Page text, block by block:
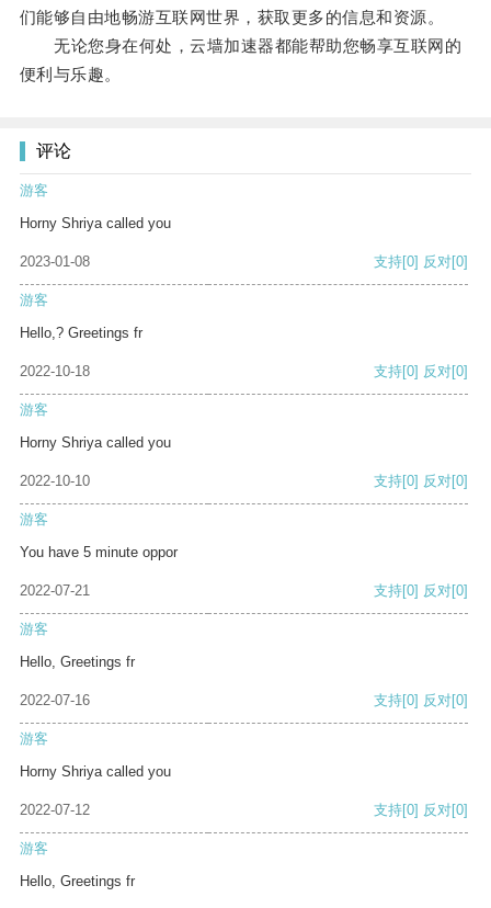
们能够自由地畅游互联网世界，获取更多的信息和资源。
无论您身在何处，云墙加速器都能帮助您畅享互联网的
便利与乐趣。
评论
游客
Horny Shriya called you
2023-01-08 支持[0] 反对[0]
游客
Hello,? Greetings fr
2022-10-18 支持[0] 反对[0]
游客
Horny Shriya called you
2022-10-10 支持[0] 反对[0]
游客
You have 5 minute oppor
2022-07-21 支持[0] 反对[0]
游客
Hello, Greetings fr
2022-07-16 支持[0] 反对[0]
游客
Horny Shriya called you
2022-07-12 支持[0] 反对[0]
游客
Hello, Greetings fr